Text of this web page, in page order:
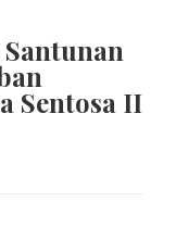
Sentosa II